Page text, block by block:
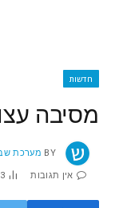
חדשות
מסיבה
BY מערכת
אין תגובות 3